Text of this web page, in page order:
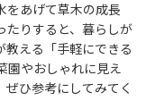
をあげて草木の成長
たりすると、暮らしが
える「手軽にできる
園やおしゃれに見え
ひ参考にしてみてく